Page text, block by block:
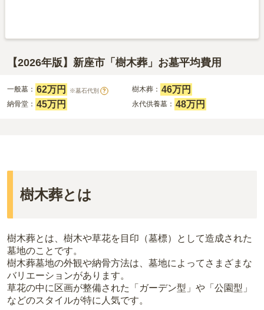
【2026年版】新座市「樹木葬」お墓平均費用
一般墓： 62万円 ※墓石代別 ? 樹木葬： 46万円
納骨堂： 45万円 永代供養墓： 48万円
樹木葬とは
樹木葬とは、樹木や草花を目印（墓標）として造成された
墓地のことです。
樹木葬墓地の外観や納骨方法は、墓地によってさまざまな
バリエーションがあります。
草花の中に区画が整備された「ガーデン型」や「公園型」
などのスタイルが特に人気です。